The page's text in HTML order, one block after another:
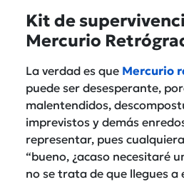
Kit de
Mercurio
La verdad es que Mercurio
puede ser desesperante,
malentendidos,
imprevistos y demás
representar, pues
“bueno, ¿acaso necesitaré
no se trata de que llegues a